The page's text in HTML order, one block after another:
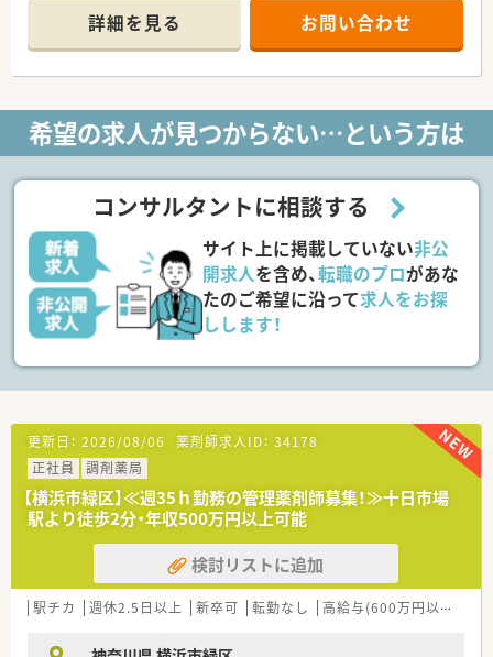
＊------------------------------------------＊
【店舗情報と応需状況について】
■JR根室本線の柏林台駅から徒歩20分ほどの場所に位置してお
り、お車での通勤も非常に便利な立地の調剤薬局です。
となっており、じっくりと患者様に向き合える環境です。
■薬剤師は常勤3名とパート2名が在籍し、常に2名体制を維持し
ているため、業務過多にならず安心して勤務いただけます。
■北海道帯広市に本社を構え、地元に根差した薬局経営を通じて
地域の皆様に長く愛されることを目標としている法人です。
■既存の店舗を引き継ぎながら安定した経営を続けており、地域
住民の健康を支えるインフラとしての役割を担っています。
■外来調剤のみならず、施設調剤や居宅訪問といった在宅業務に
も積極的に取り組むことで事業の多角化を図っています。
■男性3名、女性2名の薬剤師がバランスよく在籍しており、性別
を問わずお互いを尊重し合いながら働ける温かな職場です。
舗全体で協力して患者様をお迎えするアットホームな雰囲気で
す。
■ベテランから若手まで幅広い層が活躍できる土壌があり、困っ
たことがあればすぐに相談できる風通しの良さが自慢です。
【こんな方にオススメ】
■帯広市周辺で腰を据えて長く働きたいと考えている方や、地域
密着型の店舗で患者様と深い信頼関係を築きたい方に最適で
す。
■在宅医療の実績がある薬局で、これから本格的に在宅スキルを
す。
詳細を見る お問い合わせ
希望の求人が見つからない…という方は
コンサルタントに相談する
サイト上に掲載していない非公
開求人を含め、転職のプロがあな
たのご希望に沿って求人をお探
しします！
更新日： 2026/08/06 薬剤師求人ID： 34178
正社員
調剤薬局
【横浜市緑区】≪週35ｈ勤務の管理薬剤師募集！≫十日市場
駅より徒歩2分・年収500万円以上可能
検討リストに追加
駅チカ 週休2.5日以上 新卒可 転勤なし 高給与(600万円以上)